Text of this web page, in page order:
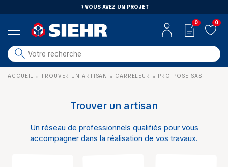
VOUS AVEZ UN PROJET
salle de bain
carrelage
matériaux
aménagement
0 0
ACCUEIL » TROUVER UN ARTISAN » CARRELEUR » PRO-POSE SAS
Trouver un artisan
Un réseau de professionnels qualifiés pour vous
accompagner dans la réalisation de vos travaux.